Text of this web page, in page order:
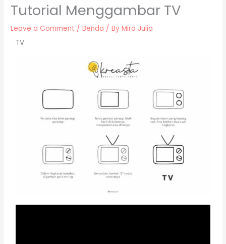
Tutorial Menggambar TV
Leave a Comment /Benda / ByMira Julia
TV